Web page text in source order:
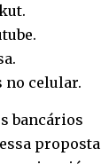
.
.
.
no celular.
bancários
proposta